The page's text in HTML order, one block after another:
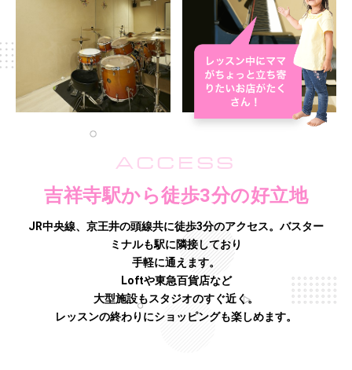
ACCESS
吉祥寺駅から徒歩3分の好立地
JR中央線、京王井の頭線共に徒歩3分のアクセス。バスター
ミナルも駅に隣接しており
手軽に通えます。
Loftや東急百貨店など
大型施設もスタジオのすぐ近く。
レッスンの終わりにショッピングも楽しめます。